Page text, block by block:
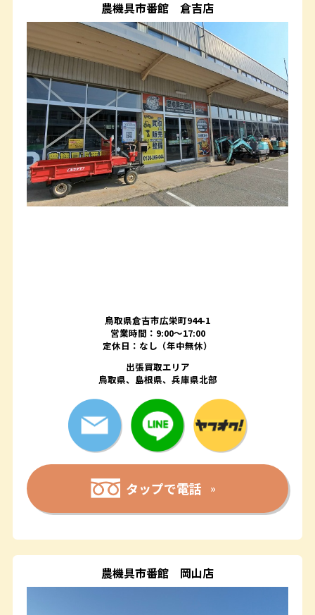
農機具市番館 倉吉店
鳥取県倉吉市広栄町944-1
営業時間：9:00～17:00
定休日：なし（年中無休）
出張買取エリア
鳥取県、島根県、兵庫県北部
タップで電話
農機具市番館 岡山店